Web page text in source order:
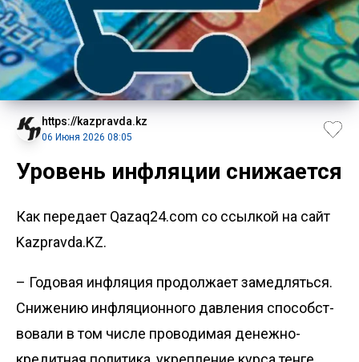
https://kazpravda.kz
06 Июня 2026 08:05
Уровень инфляции снижается
Как передает Qazaq24.com со ссылкой на сайт
Kazpravda.KZ.
– Годовая инфляция продолжает замедляться.
Снижению инфляцион­ного давления способст­
вовали в том числе проводимая денежно-